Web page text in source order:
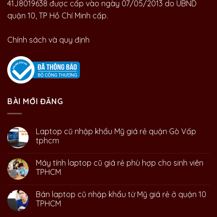
41J8019638 được cấp vào ngày 07/05/2013 do UBND
quận 10, TP Hồ Chí Minh cấp.
Chính sách và quy định
BÀI MỚI ĐĂNG
Laptop cũ nhập khẩu Mỹ giá rẻ quận Gò Vấp
tphcm
Máy tính laptop cũ giá rẻ phù hợp cho sinh viên
TPHCM
Bán laptop cũ nhập khẩu từ Mỹ giá rẻ ở quận 10
TPHCM